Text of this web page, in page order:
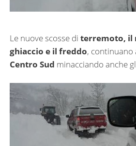
Le nuove scosse di terremoto, il
ghiaccio e il freddo,
Centro Sud minacciando anche